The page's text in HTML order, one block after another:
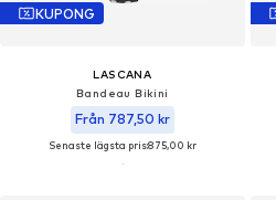
KUPONG
LASCANA
Bandeau Bikini
Från 787,50 kr
Senaste lägsta pris:875,00 kr